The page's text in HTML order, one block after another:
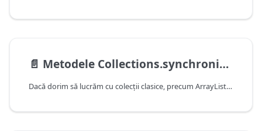
📄️ Metodele Collections.synchronized
Dacă dorim să lucrăm cu colecții clasice, precum ArrayList, și să avem operațiile sincronizate, putem să le instanțiem folosind: